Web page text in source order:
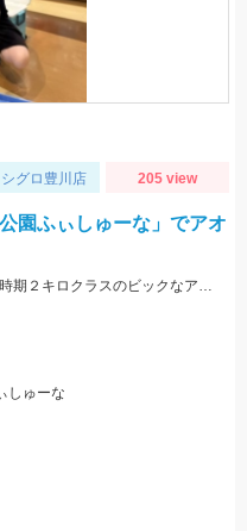
グロ豊川店 205 view
園ふぃしゅーな」でアオ
豊川市Y様おめでとうございます！！この時期２キロクラスのビックなアオリイカを見事に仕留められました！！ 釣れているのが500ｇクラスの情報だったので、ヒットした瞬間はエイかと思ったそうです。
しゅーな